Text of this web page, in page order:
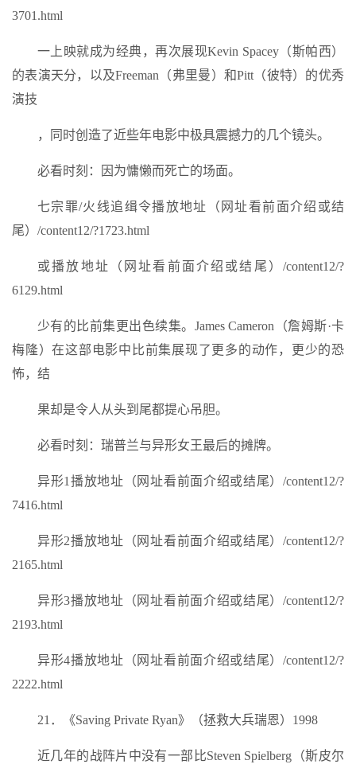
3701.html
一上映就成为经典，再次展现Kevin Spacey（斯帕西）
的表演天分，以及Freeman（弗里曼）和Pitt（彼特）的优秀
演技
，同时创造了近些年电影中极具震撼力的几个镜头。
必看时刻：因为慵懒而死亡的场面。
七宗罪/火线追缉令播放地址（网址看前面介绍或结
尾）/content12/?1723.html
或播放地址（网址看前面介绍或结尾）/content12/?
6129.html
少有的比前集更出色续集。James Cameron（詹姆斯·卡
梅隆）在这部电影中比前集展现了更多的动作，更少的恐
怖，结
果却是令人从头到尾都提心吊胆。
必看时刻：瑞普兰与异形女王最后的摊牌。
异形1播放地址（网址看前面介绍或结尾）/content12/?
7416.html
异形2播放地址（网址看前面介绍或结尾）/content12/?
2165.html
异形3播放地址（网址看前面介绍或结尾）/content12/?
2193.html
异形4播放地址（网址看前面介绍或结尾）/content12/?
2222.html
21．《Saving Private Ryan》（拯救大兵瑞恩）1998
近几年的战阵片中没有一部比Steven Spielberg（斯皮尔